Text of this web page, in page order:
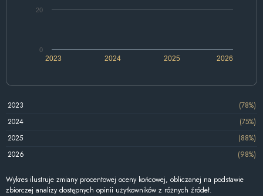
2024 2026
2023 2025
0
20
2023
(78%)
2024
(75%)
2025
(88%)
2026
(98%)
Wykres ilustruje zmiany procentowej oceny końcowej, obliczanej na podstawie
zbiorczej analizy dostępnych opinii użytkowników z różnych źródeł.